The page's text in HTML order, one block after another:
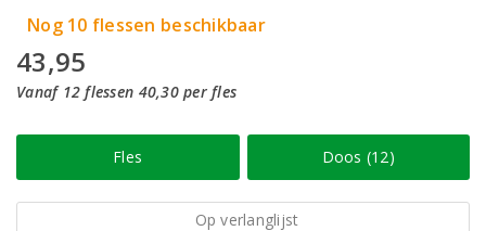
Nog 10 flessen beschikbaar
43,95
Vanaf 12 flessen 40,30 per fles
Fles Doos (12)
Op verlanglijst